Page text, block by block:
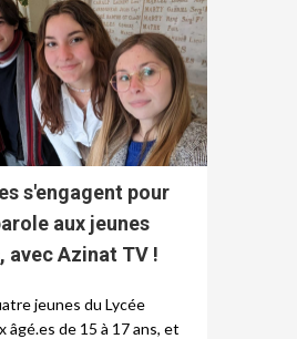
s'engagent pour
aux jeunes
avec Azinat TV !
jeunes du Lycée
âgé.es de 15 à 17 ans, et